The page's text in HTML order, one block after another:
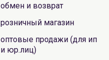
обмен и возврат
розничный магазин
оптовые продажи (для ип
и юр.лиц)